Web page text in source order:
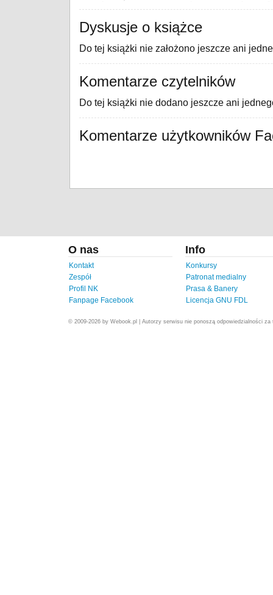
Dyskusje o książce
Do tej książki nie założono jeszcze ani
Komentarze czytelników
Do tej książki nie dodano jeszcze ani
Komentarze użytkowników
O nas
Kontakt
Zespół
Profil NK
Fanpage Facebook
Info
Konkursy
Patronat medialny
Prasa & Banery
Licencja GNU FDL
© 2009-2026 by Webook.pl | Autorzy serwisu nie ponoszą odpowiedzialności